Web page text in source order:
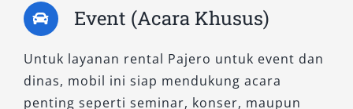
Event (Acara Khusus)
Untuk layanan rental Pajero untuk event dan
dinas, mobil ini siap mendukung acara
penting seperti seminar, konser, maupun